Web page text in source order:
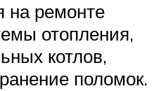
на ремонте
отопления,
котлов,
поломок.